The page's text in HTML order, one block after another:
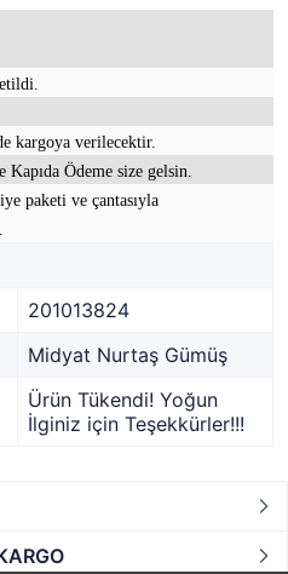
kargoya verilecektir.
Ödeme size gelsin.
paketi ve çantasıyla
201013824
Midyat Nurtaş Gümüş
Ürün Tükendi! Yoğun
İlginiz için Teşekkürler!!!